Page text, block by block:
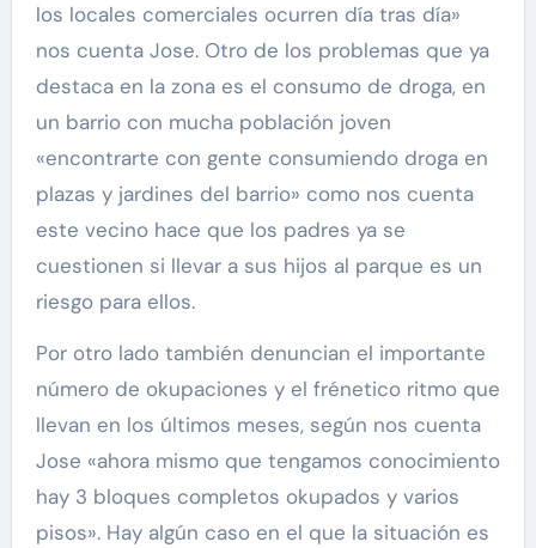
los locales comerciales ocurren día tras día»
nos cuenta Jose. Otro de los problemas que ya
destaca en la zona es el consumo de droga, en
un barrio con mucha población joven
«encontrarte con gente consumiendo droga en
plazas y jardines del barrio» como nos cuenta
este vecino hace que los padres ya se
cuestionen si llevar a sus hijos al parque es un
riesgo para ellos.
Por otro lado también denuncian el importante
número de okupaciones y el frénetico ritmo que
llevan en los últimos meses, según nos cuenta
Jose «ahora mismo que tengamos conocimiento
hay 3 bloques completos okupados y varios
pisos». Hay algún caso en el que la situación es